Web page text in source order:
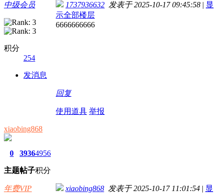
中级会员
积分
254
发消息
1737936632 发表于 2025-10-17 09:45:58 | 显
示全部楼层
6666666666
回复
使用道具 举报
xiaobing868
0
主题
3936
帖子
4956
积分
年费VIP xiaobing868 发表于 2025-10-17 11:01:54 | 显